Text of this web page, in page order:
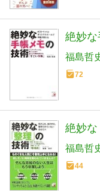
絶妙
福島哲
72
絶妙
福島哲
44